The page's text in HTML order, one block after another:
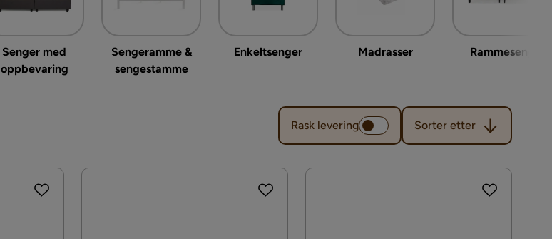
Senger med
oppbevaring
Sengeramme &
sengestamme
Enkeltsenger Madrasser Rammeseng
Rask levering
Sorter etter
Sorter etter